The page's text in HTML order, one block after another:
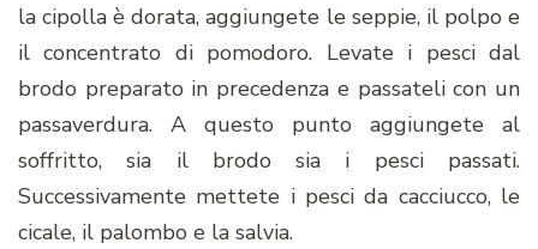
la cipolla è dorata, aggiungete le seppie, il polpo e
il concentrato di pomodoro. Levate i pesci dal
brodo preparato in precedenza e passateli con un
passaverdura. A questo punto aggiungete al
soffritto, sia il brodo sia i pesci passati.
Successivamente mettete i pesci da cacciucco, le
cicale, il palombo e la salvia.